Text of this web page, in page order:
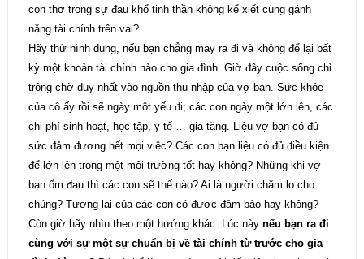
con thơ trong sự đau khổ tinh thần không kể xiết cùng gánh
nặng tài chính trên vai?
Hãy thử hình dung, nếu bạn chẳng may ra đi và không để lại bất
kỳ một khoản tài chính nào cho gia đình. Giờ đây cuộc sống chỉ
trông chờ duy nhất vào nguồn thu nhập của vợ bạn. Sức khỏe
của cô ấy rồi sẽ ngày một yếu đi; các con ngày một lớn lên, các
chi phí sinh hoạt, học tập, y tế … gia tăng. Liệu vợ bạn có đủ
sức đảm đương hết mọi việc? Các con bạn liệu có đủ điều kiện
để lớn lên trong một môi trường tốt hay không? Những khi vợ
bạn ốm đau thì các con sẽ thế nào? Ai là người chăm lo cho
chúng? Tương lai của các con có được đảm bảo hay không?
Còn giờ hãy nhìn theo một hướng khác. Lúc này nếu bạn ra đi
cùng với sự một sự chuẩn bị về tài chính từ trước cho gia